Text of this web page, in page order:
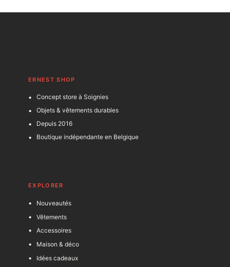
ERNEST SHOP
Concept store à Soignies
Objets & vêtements durables
Depuis 2016
Boutique indépendante en Belgique
EXPLORER
Nouveautés
Vêtements
Accessoires
Maison & déco
Idées cadeaux